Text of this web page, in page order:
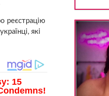
реєстрацію
які